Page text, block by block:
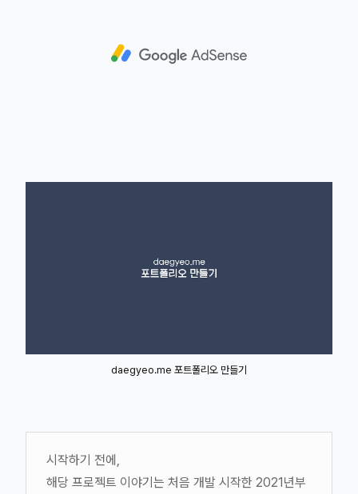
daegyeo.me 포트폴리오 만들기
시작하기 전에,
해당 프로젝트 이야기는 처음 개발 시작한 2021년부